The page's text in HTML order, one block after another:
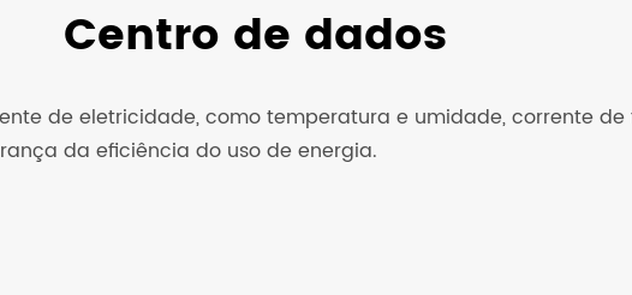
Centro de dados
de eletricidade, como temperatura e umidade, corrente
da eficiência do uso de energia.